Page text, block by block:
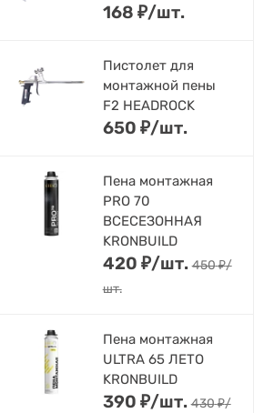
168 ₽/шт.
Пистолет для
монтажной пены
F2 HEADROCK
650 ₽/шт.
Пена монтажная
PRO 70
ВСЕСЕЗОННАЯ
KRONBUILD
420 ₽/шт. 450₽/
шт.
Пена монтажная
ULTRA 65 ЛЕТО
KRONBUILD
390 ₽/шт. 430₽/